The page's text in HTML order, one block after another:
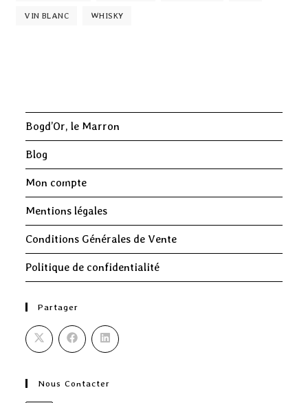
VIN BLANC WHISKY
Bogd’Or, le Marron
Blog
Mon compte
Mentions légales
Conditions Générales de Vente
Politique de confidentialité
Partager
Nous Contacter